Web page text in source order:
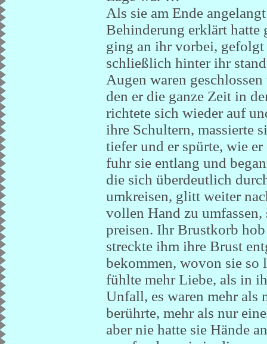
Als sie am Ende
Behinderung erklärt hatte
ging an ihr vorbei,
schließlich hinter ihr
Augen waren
den er die ganze Zeit in
richtete sich wieder auf
ihre Schultern, massierte
tiefer und er spürte, wie
fuhr sie entlang und
die sich überdeutlich
umkreisen, glitt weiter
vollen Hand zu
preisen. Ihr Brustkorb
streckte ihm ihre Brust
bekommen, wovon sie
fühlte mehr Liebe, als in
Unfall, es waren mehr als
berührte, mehr als nur
aber nie hatte sie Hände